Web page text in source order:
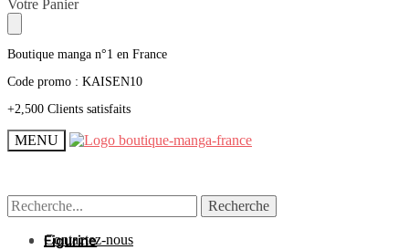
Skip
to
navigation
Skip
to
content
Votre Panier
Boutique manga n°1 en France
Code promo : KAISEN10
+2,500 Clients satisfaits
MENU
Recherche
pour :
Recherche
Contactez-nous
Recherche
pour :
Recherche
Figurine